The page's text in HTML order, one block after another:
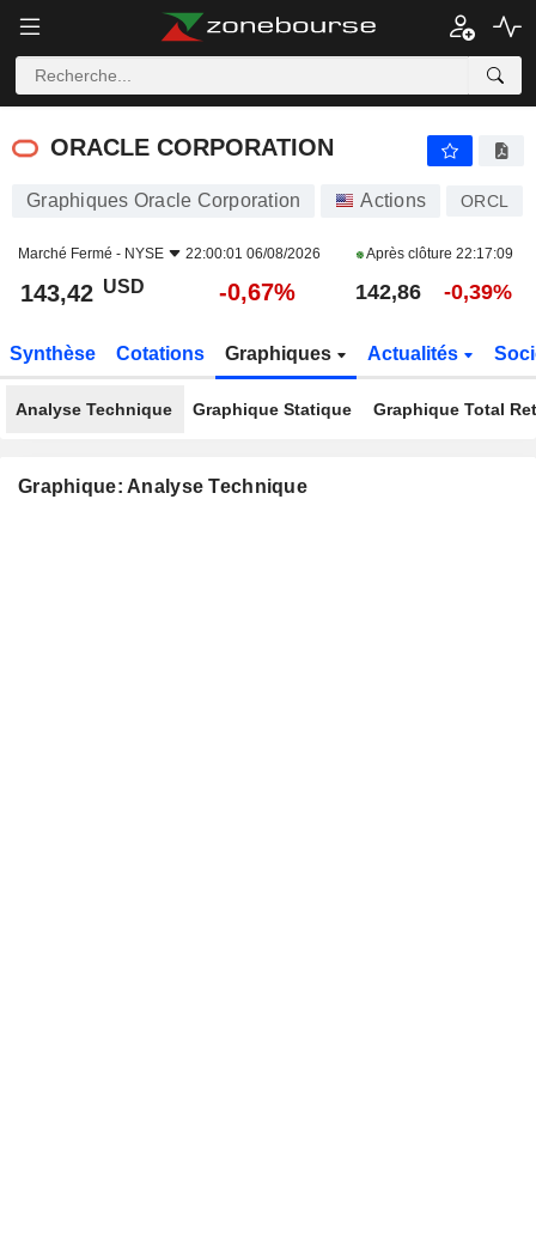
ORACLE CORPORATION
ORACLE CORPORATION
Graphiques Oracle Corporation Actions ORCL
Marché Fermé - NYSE 22:00:01 06/08/2026 Après clôture 22:17:09
143,42 USD -0,67% 142,86 -0,39%
Synthèse Cotations Graphiques Actualités
Analyse Technique Graphique Statique Graphique Total
Graphique: Analyse Technique